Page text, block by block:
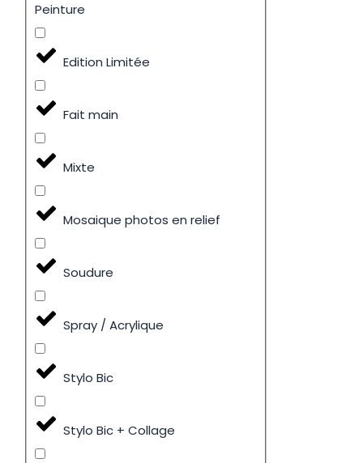
Peinture
Edition Limitée
Fait main
Mixte
Mosaique photos en relief
Soudure
Spray / Acrylique
Stylo Bic
Stylo Bic + Collage